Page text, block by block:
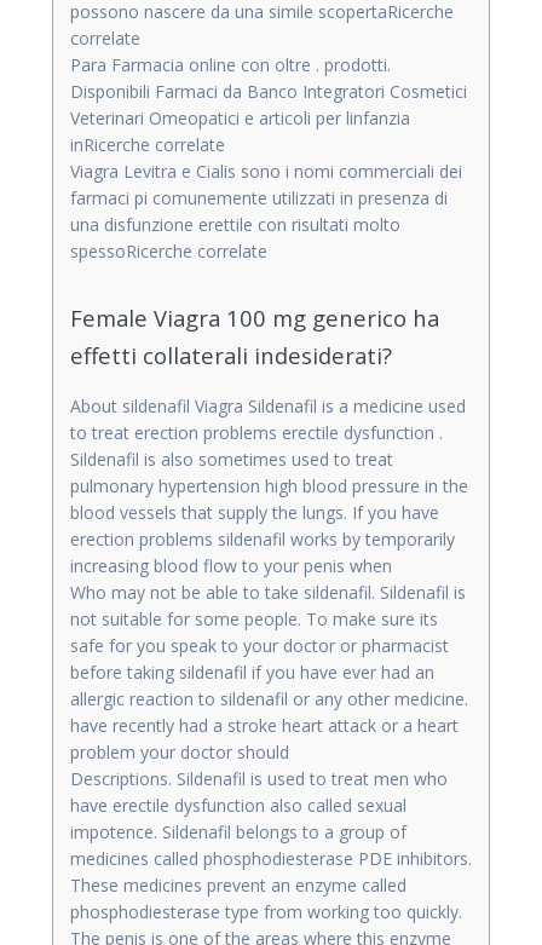
possono nascere da una simile scopertaRicerche
correlate
Para Farmacia online con oltre . prodotti.
Disponibili Farmaci da Banco Integratori Cosmetici
Veterinari Omeopatici e articoli per linfanzia
inRicerche correlate
Viagra Levitra e Cialis sono i nomi commerciali dei
farmaci pi comunemente utilizzati in presenza di
una disfunzione erettile con risultati molto
spessoRicerche correlate
Female Viagra 100 mg generico ha
effetti collaterali indesiderati?
About sildenafil Viagra Sildenafil is a medicine used
to treat erection problems erectile dysfunction .
Sildenafil is also sometimes used to treat
pulmonary hypertension high blood pressure in the
blood vessels that supply the lungs. If you have
erection problems sildenafil works by temporarily
increasing blood flow to your penis when
Who may not be able to take sildenafil. Sildenafil is
not suitable for some people. To make sure its
safe for you speak to your doctor or pharmacist
before taking sildenafil if you have ever had an
allergic reaction to sildenafil or any other medicine.
have recently had a stroke heart attack or a heart
problem your doctor should
Descriptions. Sildenafil is used to treat men who
have erectile dysfunction also called sexual
impotence. Sildenafil belongs to a group of
medicines called phosphodiesterase PDE inhibitors.
These medicines prevent an enzyme called
phosphodiesterase type from working too quickly.
The penis is one of the areas where this enzyme